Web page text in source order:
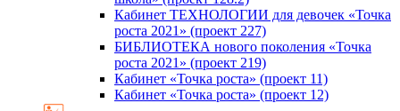
Кабинет ТЕХНОЛОГИИ для девочек «Точка
роста 2021» (проект 227)
БИБЛИОТЕКА нового поколения «Точка
роста 2021» (проект 219)
Кабинет «Точка роста» (проект 11)
Кабинет «Точка роста» (проект 12)